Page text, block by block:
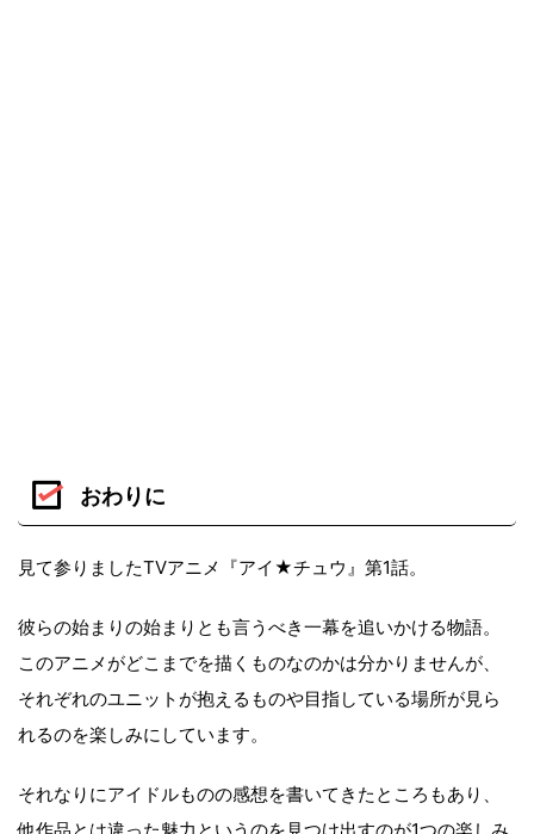
おわりに
見て参りましたTVアニメ『アイ★チュウ』第1話。
彼らの始まりの始まりとも言うべき一幕を追いかける物語。
このアニメがどこまでを描くものなのかは分かりませんが、
それぞれのユニットが抱えるものや目指している場所が見ら
れるのを楽しみにしています。
それなりにアイドルものの感想を書いてきたところもあり、